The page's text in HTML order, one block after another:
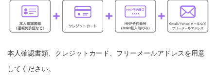
本人確認書類、クレジットカード、フリーメールアドレスを用意
してください。